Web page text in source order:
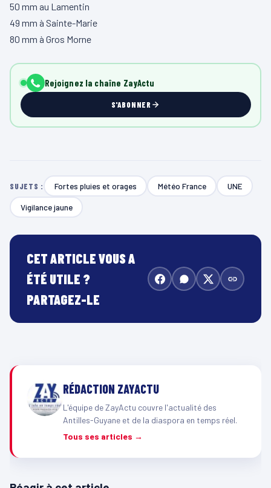
50 mm au Lamentin
49 mm à Sainte-Marie
80 mm à Gros Morne
Rejoignez la chaîne ZayActu
S'ABONNER
SUJETS : Fortes pluies et orages Météo France UNE
Vigilance jaune
CET ARTICLE VOUS A
ÉTÉ UTILE ?
PARTAGEZ-LE
RÉDACTION ZAYACTU
L'équipe de ZayActu couvre l'actualité des
Antilles-Guyane et de la diaspora en temps réel.
Tous ses articles →